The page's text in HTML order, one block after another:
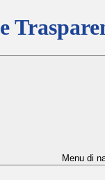
Menu di